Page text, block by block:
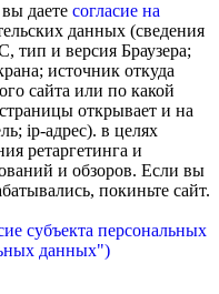
даете согласие на
данных (сведения
тип и версия Браузера;
источник откуда
сайта или по какой
открывает и на
ip-адрес). в целях
ретаргетинга и
и обзоров. Если вы
покиньте сайт.
субъекта персональных
данных")